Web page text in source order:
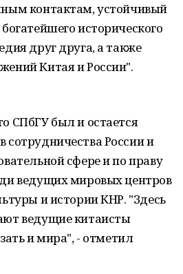
контактам, устойчивый
исторического
друг друга, а также
Китая и России".
СПбГУ был и остается
России и
сфере и по праву
ведущих мировых центров
и истории КНР. "Здесь
ведущие китаисты
и мира", - отметил